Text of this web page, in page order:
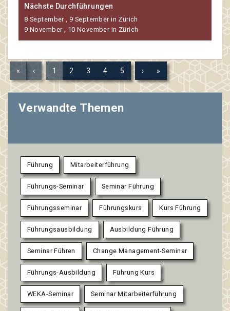
Nächste Durchführungen
8 September , 9 September in Zürich
9 November , 10 November in Zürich
« ‹ 1 2 3 4 5 › »
Verwandte Themen
Führung Mitarbeiterführung
Führungs-Seminar Seminar Führung
Führungsseminar Führungskurs Kurs Führung
Führungsausbildung Ausbildung Führung
Seminar Führen Change Management-Seminar
Führungs-Ausbildung Führung Kurs
WEKA-Seminar Seminar Mitarbeiterführung